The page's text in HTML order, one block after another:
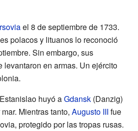
el 8 de septiembre de 1733.
polacos y lituanos lo reconoció
Sin embargo, sus
levantaron en armas. Un ejército
huyó aGdansk (Danzig)
Mientras tanto, Augusto III fue
protegido por las tropas rusas.